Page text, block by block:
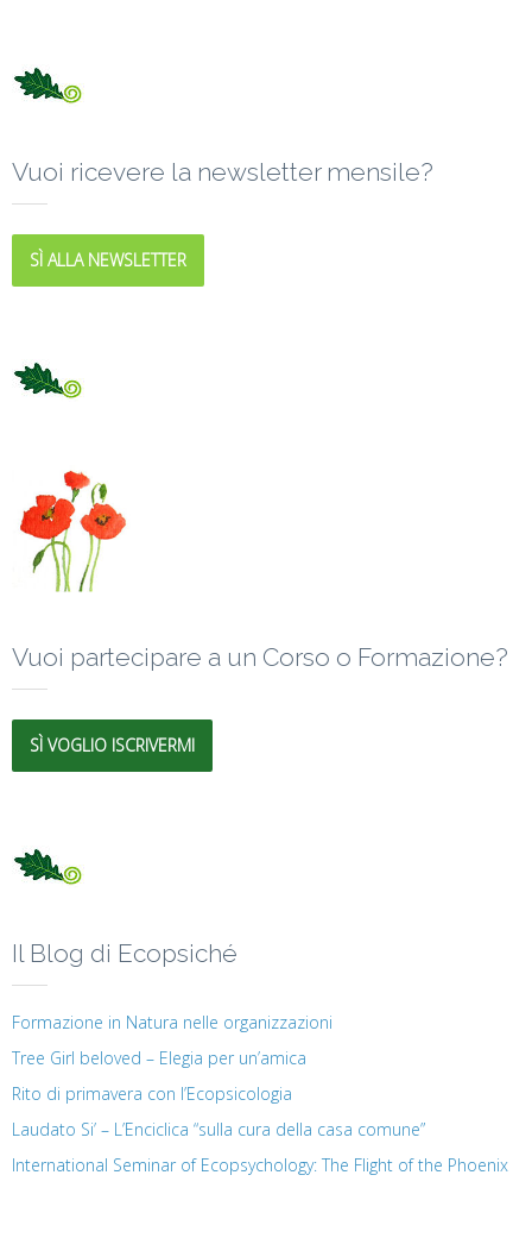
Vuoi ricevere la newsletter mensile?
SÌ ALLA NEWSLETTER
Vuoi partecipare a un Corso o Formazione?
SÌ VOGLIO ISCRIVERMI
Il Blog di Ecopsiché
Formazione in Natura nelle organizzazioni
Tree Girl beloved – Elegia per un’amica
Rito di primavera con l’Ecopsicologia
Laudato Si’ – L’Enciclica “sulla cura della casa comune”
International Seminar of Ecopsychology: The Flight of the Phoenix